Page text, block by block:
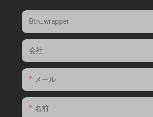
Btn_wrapper
会社
メール
名前